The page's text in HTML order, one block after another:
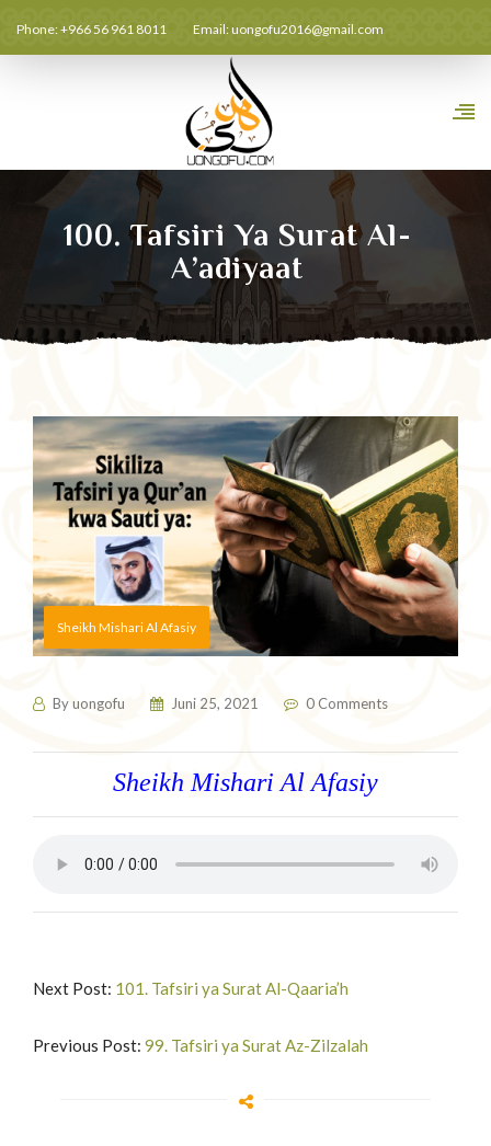
Phone: +966 56 961 8011 Email:uongofu2016@gmail.com
100. Tafsiri Ya Surat Al-
A’adiyaat
Sheikh Mishari Al Afasiy
Byuongofu Juni 25, 2021 0 Comments
Sheikh Mishari Al Afasiy
Next Post: 101. Tafsiri ya Surat Al-Qaaria’h
Previous Post: 99. Tafsiri ya Surat Az-Zilzalah